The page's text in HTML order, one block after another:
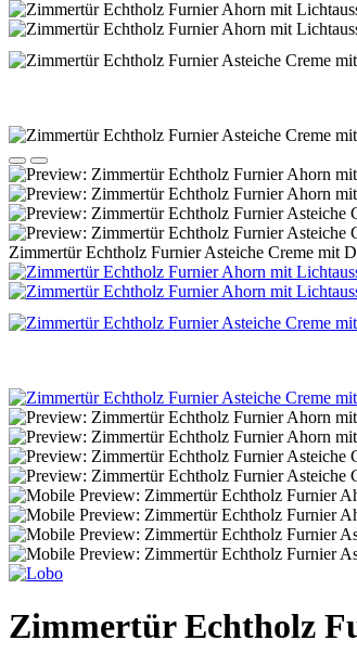
Zimmertür Echtholz Furnier Asteiche Creme mit
Zimmertür Echtholz